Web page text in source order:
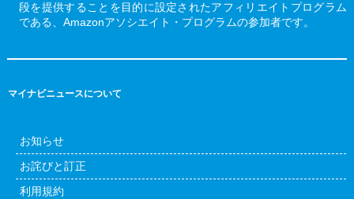
段を提供することを目的に設定されたアフィリエイトプログラム
である、Amazonアソシエイト・プログラムの参加者です。
マイナビニュースについて
お知らせ
お詫びと訂正
利用規約